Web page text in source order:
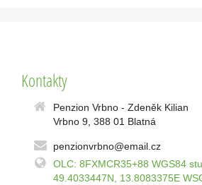
Kontakty
Penzion Vrbno - Zdeněk Kilian
Vrbno 9, 388 01 Blatná
penzionvrbno@email.cz
OLC: 8FXMCR35+88 WGS84
49.4033447N, 13.8083375E